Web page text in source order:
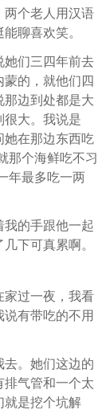
两个老人用汉语
聊喜欢笑。
她们三四年前去
的，就他们四
那边到处都是大
很大。我说是
她在那边东西吃
那个海鲜吃不习
年最多吃一两
我的手跟他一起
下可真累啊。
家过一夜，我看
有带吃的不用
去。她们这边的
排气管和一个太
就是挖个坑解